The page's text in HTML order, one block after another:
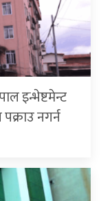
इन्भेष्टमेन्ट
नगर्न